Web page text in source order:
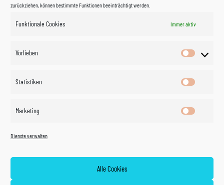
zurückziehen, können bestimmte Funktionen beeinträchtigt werden.
Funktionale Cookies Immer aktiv
Vorlieben
Vorlieben
Statistiken
Marketing
Dienste verwalten
Alle Cookies
©